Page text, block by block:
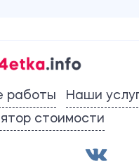
работы
Наши
стоимости